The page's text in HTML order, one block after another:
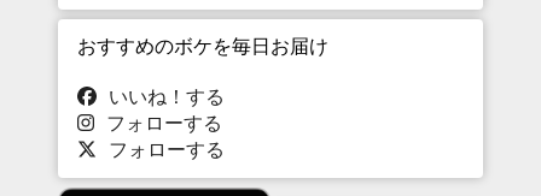
おすすめのボケを毎日お届け
いいね！する
フォローする
フォローする